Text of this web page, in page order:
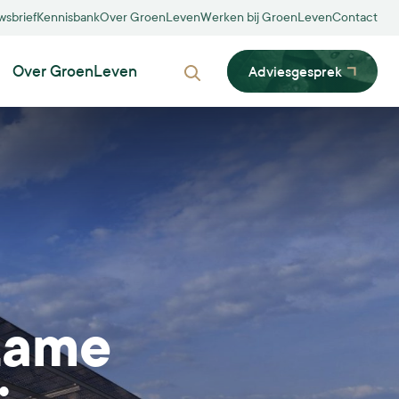
KennisbankOver GroenLevenWerken bij GroenLevenContact
Over GroenLeven
Biodiversiteit
Innovatie
Inpassing
Participatie
MVO
Zoeken
Adviesgesprek